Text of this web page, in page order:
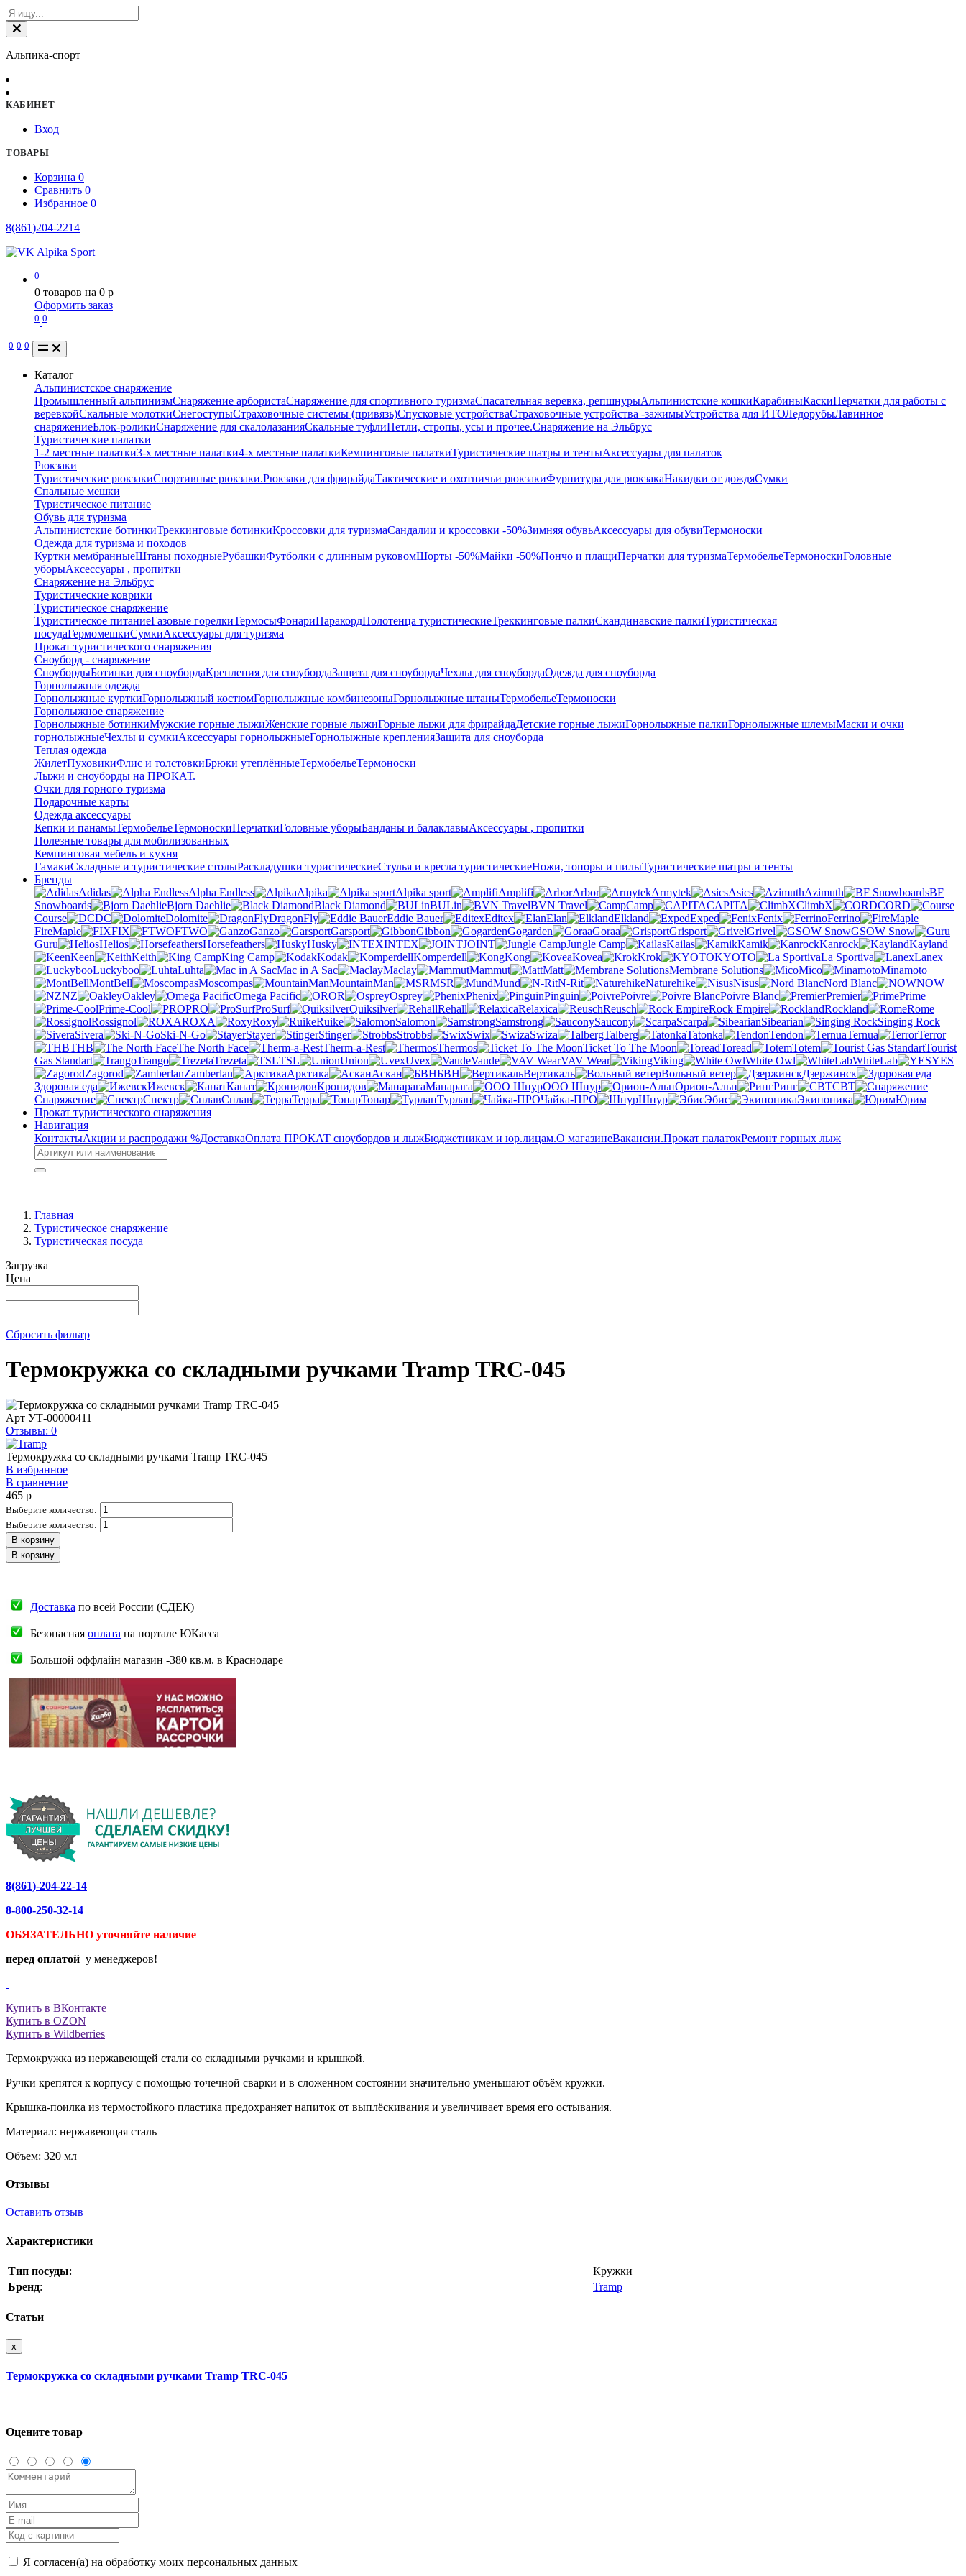
Альпика-спорт
КАБИНЕТ
Вход
ТОВАРЫ
Корзина 0
Сравнить 0
Избранное 0
8(861)204-2214
0
0 товаров на 0 p
Оформить заказ
0 0
0 0 0
Каталог
Альпинистское снаряжение
Промышленный альпинизмСнаряжение арбористаСнаряжение для спортивного туризмаСпасательная веревка, репшнурыАльпинистские кошкиКарабиныКаскиПерчатки для работы с
веревкойСкальные молоткиСнегоступыСтраховочные системы (привязь)Спусковые устройстваСтраховочные устройства -зажимыУстройства для ИТОЛедорубыЛавинное
снаряжениеБлок-роликиСнаряжение для скалолазанияСкальные туфлиПетли, стропы, усы и прочее.Снаряжение на Эльбрус
Туристические палатки
1-2 местные палатки3-х местные палатки4-х местные палаткиКемпинговые палаткиТуристические шатры и тентыАксессуары для палаток
Рюкзаки
Туристические рюкзакиСпортивные рюкзаки.Рюкзаки для фрирайдаТактические и охотничьи рюкзакиФурнитура для рюкзакаНакидки от дождяСумки
Спальные мешки
Туристическое питание
Обувь для туризма
Альпинистские ботинкиТреккинговые ботинкиКроссовки для туризмаСандалии и кроссовки -50%Зимняя обувьАксессуары для обувиТермоноски
Одежда для туризма и походов
Куртки мембранныеШтаны походныеРубашкиФутболки с длинным руковомШорты -50%Майки -50%Пончо и плащиПерчатки для туризмаТермобельеТермоноскиГоловные
уборыАксессуары , пропитки
Снаряжение на Эльбрус
Туристические коврики
Туристическое снаряжение
Туристическое питаниеГазовые горелкиТермосыФонариПаракордПолотенца туристическиеТреккинговые палкиСкандинавские палкиТуристическая
посудаГермомешкиСумкиАксессуары для туризма
Прокат туристического снаряжения
Сноуборд - снаряжение
СноубордыБотинки для сноубордаКрепления для сноубордаЗащита для сноубордаЧехлы для сноубордаОдежда для сноуборда
Горнолыжная одежда
Горнолыжные курткиГорнолыжный костюмГорнолыжные комбинезоныГорнолыжные штаныТермобельеТермоноски
Горнолыжное снаряжение
Горнолыжные ботинкиМужские горные лыжиЖенские горные лыжиГорные лыжи для фрирайдаДетские горные лыжиГорнолыжные палкиГорнолыжные шлемыМаски и очки
горнолыжныеЧехлы и сумкиАксессуары горнолыжныеГорнолыжные крепленияЗащита для сноуборда
Теплая одежда
ЖилетПуховикиФлис и толстовкиБрюки утеплённыеТермобельеТермоноски
Лыжи и сноуборды на ПРОКАТ.
Очки для горного туризма
Подарочные карты
Одежда аксессуары
Кепки и панамыТермобельеТермоноскиПерчаткиГоловные уборыБанданы и балаклавыАксессуары , пропитки
Полезные товары для мобилизованных
Кемпинговая мебель и кухня
ГамакиСкладные и туристические столыРаскладушки туристическиеСтулья и кресла туристическиеНожи, топоры и пилыТуристические шатры и тенты
Бренды
Adidas
Alpha Endless Alpika Alpika sport Amplifi Arbor Armytek Asics Azimuth
BF
Snowboards
Bjorn Daehlie Black Diamond BULin BVN Travel Camp CAPITA ClimbX
CORD
Course
DC Dolomite DragonFly Eddie Bauer Editex Elan Elkland Exped Fenix
Ferrino
FireMaple
FIX FTWO Ganzo Garsport Gibbon Gogarden Goraa Grisport Grivel
GSOW Snow
Guru
Helios Horsefeathers Husky INTEX JOINT Jungle Camp Kailas Kamik Kanrock
Kayland
Keen
Keith King Camp Kodak Komperdell Kong Kovea Krok KYOTO La Sportiva
Lanex
Luckyboo
Luhta Mac in A Sac Maclay Mammut Matt Membrane Solutions Mico
Minamoto
MontBell
Moscompas MountainMan MSR Mund N-Rit Naturehike Nisus Nord Blanc
NOW
NZ
Oakley Omega Pacific OR Osprey Phenix Pinguin Poivre Poivre Blanc Premier
Prime
Prime-Cool
PRO ProSurf Quiksilver Rehall Relaxica Reusch Rock Empire Rockland
Rome
Rossignol
ROXA Roxy Ruike Salomon Samstrong Saucony Scarpa Sibearian
Singing Rock
Sivera
Ski-N-Go Stayer Stinger Strobbs Swix Swiza Talberg Tatonka Tendon Ternua
Terror
THB
The North Face Therm-a-Rest Thermos Ticket To The Moon Toread Totem
Tourist
Gas Standart
Trango Trezeta TSL Union Uvex Vaude VAV Wear Viking White Owl WhiteLab
YES
Zagorod
Zamberlan Арктика Аскан БВН Вертикаль Вольный ветер
Дзержинск
Здоровая еда
Ижевск Канат Кронидов Манарага ООО Шнур Орион-Альп Ринг
СВТ
Снаряжение
Спектр Сплав Терра Тонар Турлан Чайка-ПРО Шнур Эбис Экипоника
Юрим
Прокат туристического снаряжения
Навигация
КонтактыАкции и распродажи %ДоставкаОплата ПРОКАТ сноубордов и лыжБюджетникам и юр.лицам.О магазинеВакансии.Прокат палатокРемонт горных лыж
Главная
Туристическое снаряжение
Туристическая посуда
Загрузка
Цена
Сбросить фильтр
Термокружка со складными ручками Tramp TRC-045
Арт УТ-00000411
Отзывы: 0
Термокружка со складными ручками Tramp TRC-045
В избранное
В сравнение
465 p
Выберите количество:
Выберите количество:
В корзину
В корзину
Доставка по всей России (СДЕК)
Безопасная оплата на портале ЮКасса
Большой оффлайн магазин -380 кв.м. в Краснодаре
8(861)-204-22-14
8-800-250-32-14
ОБЯЗАТЕЛЬНО уточняйте наличие
перед оплатой у менеджеров!
Купить в ВКонтакте
Купить в OZON
Купить в Wildberries
Термокружка из нержавеющей стали со складными ручками и крышкой.
Ручки крепятся к корпусу с помощью точечной сварки и в сложенном состоянии значительно уменьшают объём кружки.
Крышка-поилка из термостойкого пластика предохраняет напиток от выплёскивания и увеличивает время его остывания.
Материал: нержавеющая сталь
Объем: 320 мл
Отзывы
Оставить отзыв
Характеристики
Тип посуды:
Кружки
Бренд: Tramp
Статьи
x
Термокружка со складными ручками Tramp TRC-045
Оцените товар
Я согласен(а) на обработку моих персональных данных